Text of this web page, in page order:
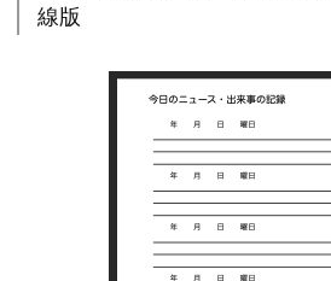
線版